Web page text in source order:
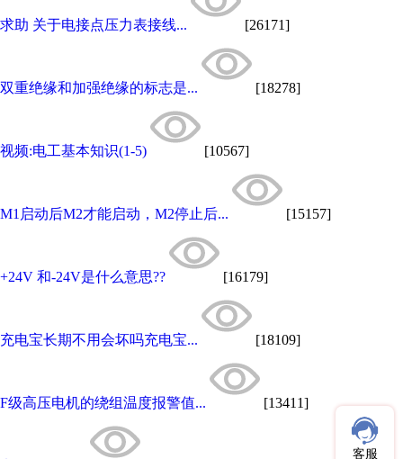
求助 关于电接点压力表接线... [26171]
双重绝缘和加强绝缘的标志是... [18278]
视频:电工基本知识(1-5) [10567]
M1启动后M2才能启动，M2停止后... [15157]
+24V 和-24V是什么意思?? [16179]
充电宝长期不用会坏吗充电宝... [18109]
F级高压电机的绕组温度报警值... [13411]
客服